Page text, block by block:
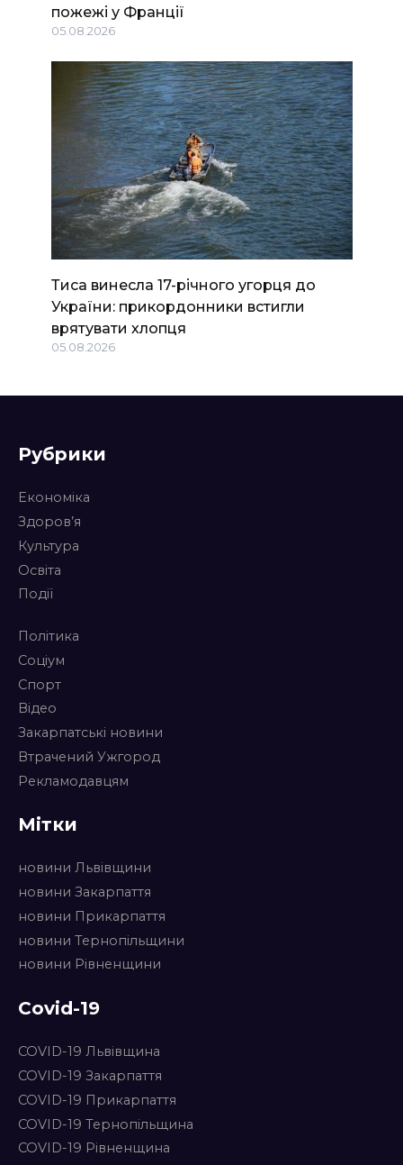
пожежі у Франції
05.08.2026
Тиса винесла 17-річного угорця до
України: прикордонники встигли
врятувати хлопця
05.08.2026
Рубрики
Економіка
Здоров’я
Культура
Освіта
Події
Політика
Соціум
Спорт
Відео
Закарпатські новини
Втрачений Ужгород
Рекламодавцям
Мітки
новини Львівщини
новини Закарпаття
новини Прикарпаття
новини Тернопільщини
новини Рівненщини
Covid-19
COVID-19 Львівщина
COVID-19 Закарпаття
COVID-19 Прикарпаття
COVID-19 Тернопільщина
COVID-19 Рівненщина